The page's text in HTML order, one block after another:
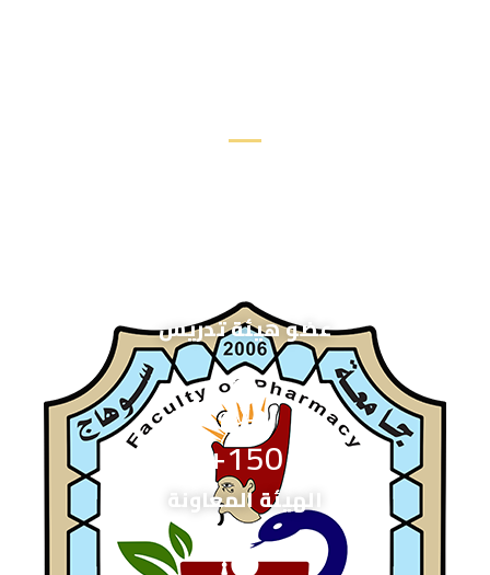
عضو هيئة تدريس
300
الهيئة المعاونة
150
+